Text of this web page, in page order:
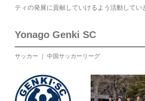
ティの発展に貢献していけるよう活動してい
Yonago Genki SC
サッカー ｜ 中国サッカーリーグ